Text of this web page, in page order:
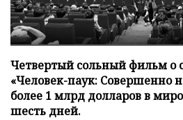
Четвертый сольный фильм о
«Человек-паук: Совершенно
более 1 млрд долларов в
шесть дней.